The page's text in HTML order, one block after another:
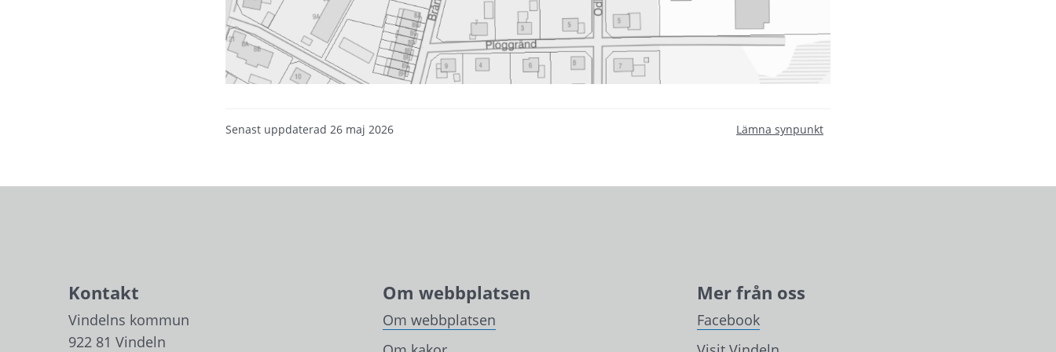
Senast uppdaterad 26 maj 2026 Lämna synpunkt
Kontakt
Vindelns kommun
922 81 Vindeln
Om webbplatsen
Om webbplatsen
Mer från oss
Facebook